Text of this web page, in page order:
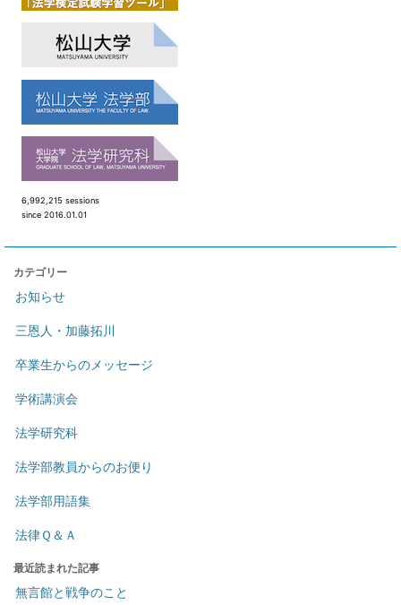
6,992,215 sessions
since 2016.01.01
カテゴリー
お知らせ
三恩人・加藤拓川
卒業生からのメッセージ
学術講演会
法学研究科
法学部教員からのお便り
法学部用語集
法律Ｑ＆Ａ
最近読まれた記事
無言館と戦争のこと